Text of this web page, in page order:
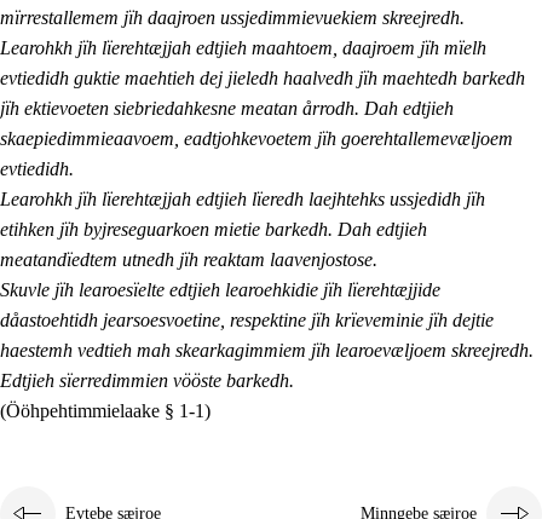
mïrrestallemem jïh daajroen ussjedimmievuekiem skreejredh.
Learohkh jïh lïerehtæjjah edtjieh maahtoem, daajroem jïh mïelh
evtiedidh guktie maehtieh dej jieledh haalvedh jïh maehtedh barkedh
jïh ektievoeten siebriedahkesne meatan årrodh. Dah edtjieh
skaepiedimmieaavoem, eadtjohkevoetem jïh goerehtallemevæljoem
evtiedidh.
Learohkh jïh lïerehtæjjah edtjieh lïeredh laejhtehks ussjedidh jïh
etihken jïh byjreseguarkoen mietie barkedh. Dah edtjieh
meatandïedtem utnedh jïh reaktam laavenjostose.
Skuvle jïh learoesïelte edtjieh learoehkidie jïh lïerehtæjjide
dåastoehtidh jearsoesvoetine, respektine jïh krïeveminie jïh dejtie
haestemh vedtieh mah skearkagimmiem jïh learoevæljoem skreejredh.
Edtjieh sïerredimmien vööste barkedh.
(Ööhpehtimmielaake § 1-1)
Evtebe sæjroe Minngebe sæjroe